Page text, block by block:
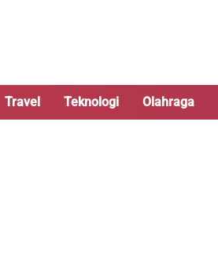
Travel Teknologi Olahraga